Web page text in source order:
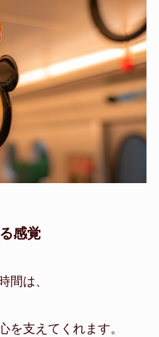
感覚
間は、
を支えてくれます。